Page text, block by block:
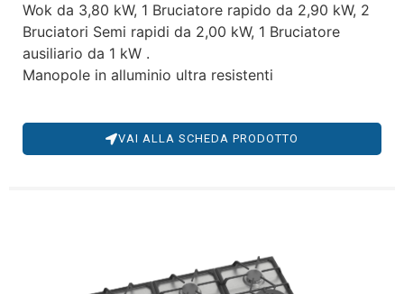
Wok da 3,80 kW, 1 Bruciatore rapido da 2,90 kW, 2
Bruciatori Semi rapidi da 2,00 kW, 1 Bruciatore
ausiliario da 1 kW .
Manopole in alluminio ultra resistenti
VAI ALLA SCHEDA PRODOTTO